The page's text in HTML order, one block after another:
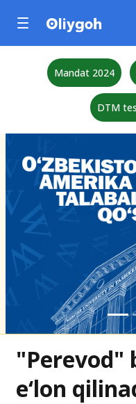
Mandat 2024
DTM
"Perevod"
e‘lon